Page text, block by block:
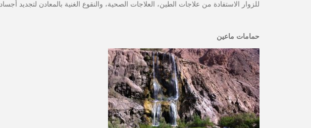
للزوار الاستفادة من علاجات الطين، العلاجات الصحية، والنقوع الغنية بالمعادن لتجديد
حمامات ماعين